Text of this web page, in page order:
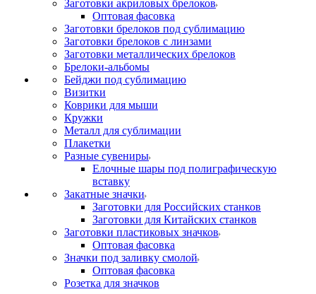
Заготовки акриловых брелоков
Оптовая фасовка
Заготовки брелоков под сублимацию
Заготовки брелоков с линзами
Заготовки металлических брелоков
Брелоки-альбомы
Бейджи под сублимацию
Визитки
Коврики для мыши
Кружки
Металл для сублимации
Плакетки
Разные сувениры
Елочные шары под полиграфическую
вставку
Закатные значки
Заготовки для Российских станков
Заготовки для Китайских станков
Заготовки пластиковых значков
Оптовая фасовка
Значки под заливку смолой
Оптовая фасовка
Розетка для значков